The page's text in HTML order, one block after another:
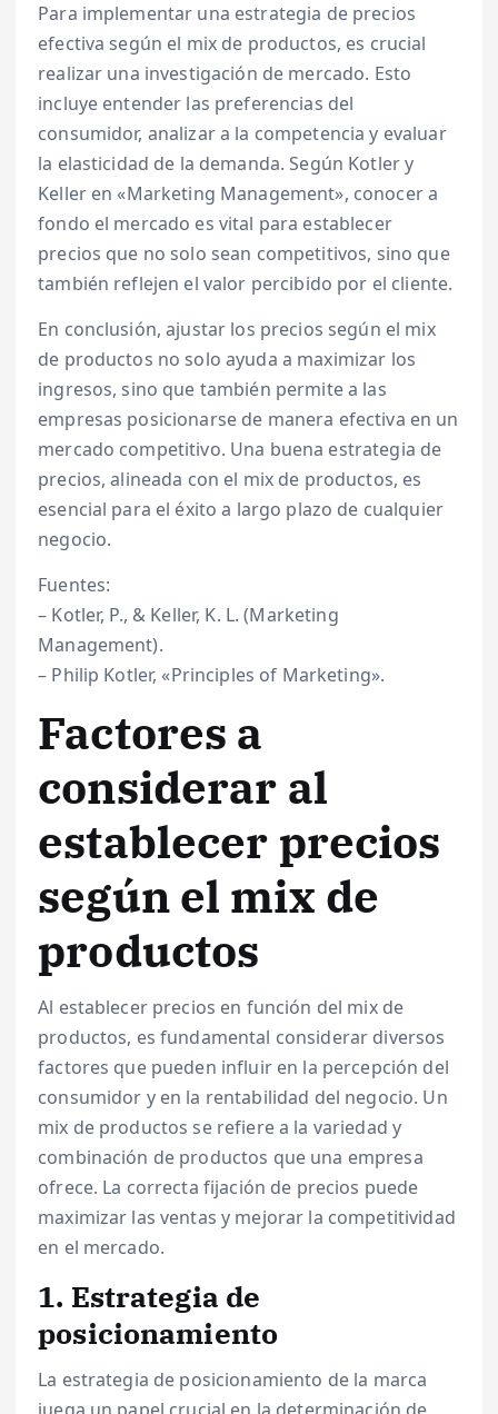
Para implementar una estrategia de precios
efectiva según el mix de productos, es crucial
realizar una investigación de mercado. Esto
incluye entender las preferencias del
consumidor, analizar a la competencia y evaluar
la elasticidad de la demanda. Según Kotler y
Keller en «Marketing Management», conocer a
fondo el mercado es vital para establecer
precios que no solo sean competitivos, sino que
también reflejen el valor percibido por el cliente.
En conclusión, ajustar los precios según el mix
de productos no solo ayuda a maximizar los
ingresos, sino que también permite a las
empresas posicionarse de manera efectiva en un
mercado competitivo. Una buena estrategia de
precios, alineada con el mix de productos, es
esencial para el éxito a largo plazo de cualquier
negocio.
Fuentes:
– Kotler, P., & Keller, K. L. (Marketing
Management).
– Philip Kotler, «Principles of Marketing».
Factores a
considerar al
establecer precios
según el mix de
productos
Al establecer precios en función del mix de
productos, es fundamental considerar diversos
factores que pueden influir en la percepción del
consumidor y en la rentabilidad del negocio. Un
mix de productos se refiere a la variedad y
combinación de productos que una empresa
ofrece. La correcta fijación de precios puede
maximizar las ventas y mejorar la competitividad
en el mercado.
1. Estrategia de
posicionamiento
La estrategia de posicionamiento de la marca